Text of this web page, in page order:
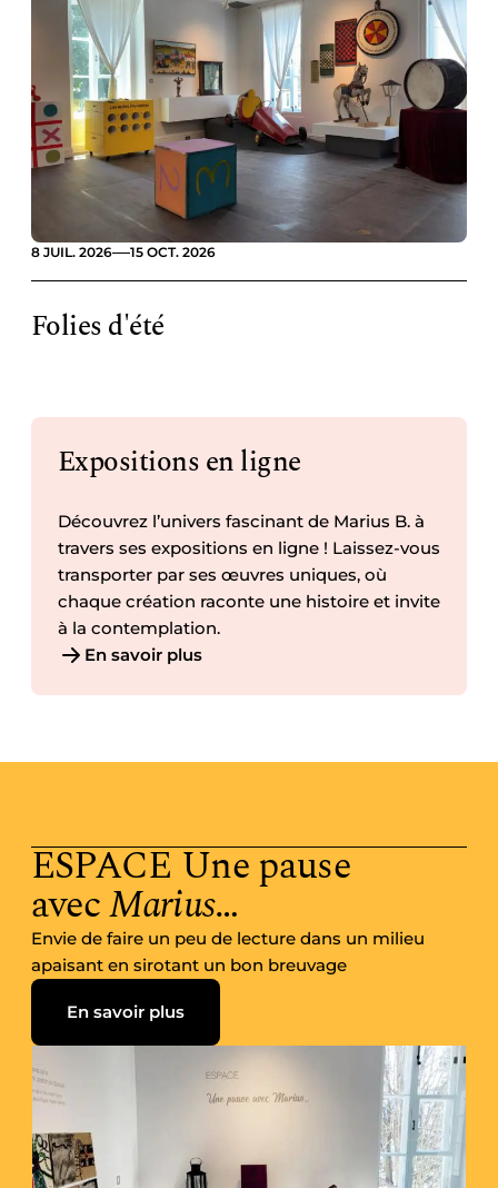
8 JUIL. 2026 15 OCT. 2026
Folies d'été
Expositions en ligne
Découvrez l’univers fascinant de Marius B. à
travers ses expositions en ligne ! Laissez-vous
transporter par ses œuvres uniques, où
chaque création raconte une histoire et invite
à la contemplation.
En savoir plus
ESPACE Une pause
avecMarius…
Envie de faire un peu de lecture dans un milieu
apaisant en sirotant un bon breuvage
En savoir plus